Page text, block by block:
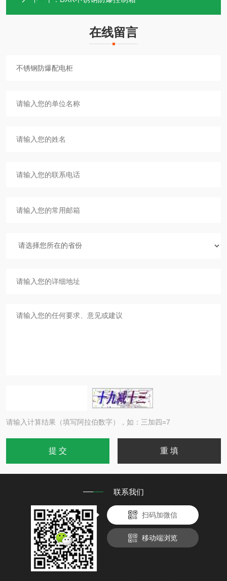
在线留言
请输入计算结果（填写阿拉伯数字），如：三加四=7
联系我们
扫码加微信
移动端浏览